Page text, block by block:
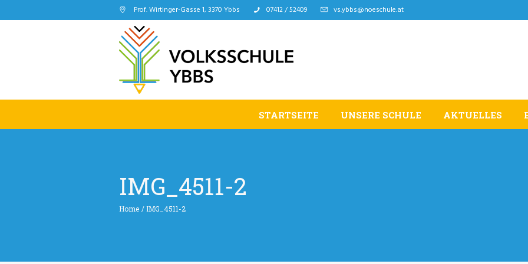
Prof. Wirtinger-Gasse 1, 3370 Ybbs 07412 / 52409 vs.ybbs@noeschule.at
STARTSEITE UNSERE SCHULE AKTUELLES
IMG_4511-2
Home / IMG_4511-2